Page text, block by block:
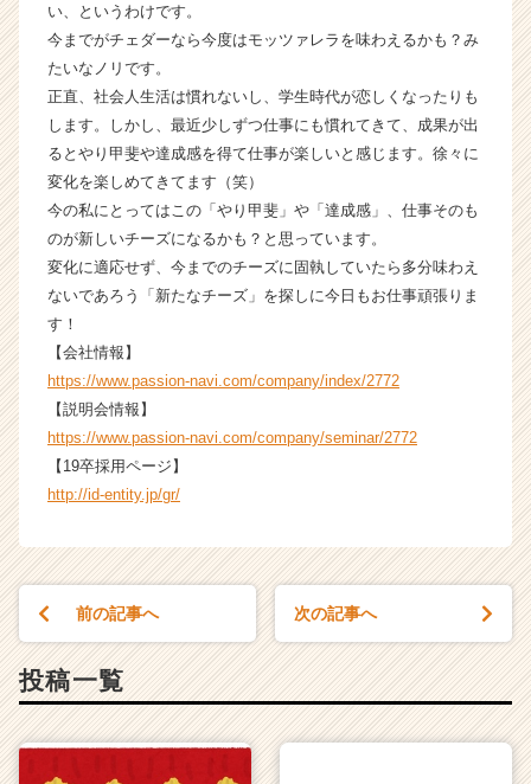
C
r
e
r）
い、というわけです。
今までがチェダーなら今度はモッツァレラを味わえるかも？み
たいなノリです。
正直、社会人生活は慣れないし、学生時代が恋しくなったりも
します。しかし、最近少しずつ仕事にも慣れてきて、成果が出
るとやり甲斐や達成感を得て仕事が楽しいと感じます。徐々に
変化を楽しめてきてます（笑）
今の私にとってはこの「やり甲斐」や「達成感」、仕事そのも
のが新しいチーズになるかも？と思っています。
変化に適応せず、今までのチーズに固執していたら多分味わえ
ないであろう「新たなチーズ」を探しに今日もお仕事頑張りま
す！
【会社情報】
https://www.passion-navi.com/company/index/2772
【説明会情報】
https://www.passion-navi.com/company/seminar/2772
【19卒採用ページ】
http://id-entity.jp/gr/
前の記事へ 次の記事へ
投稿一覧